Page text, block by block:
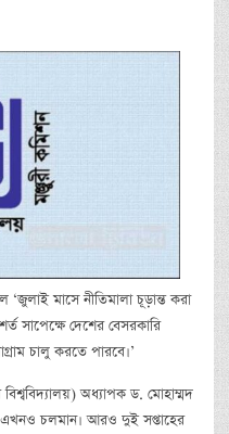
মাসে নীতিমালা চূড়ান্ত করা
সাপেক্ষে দেশের বেসরকারি
চালু করতে পারবে।’
অধ্যাপক ড. মোহাম্মদ
চলমান। আরও দুই সপ্তাহের